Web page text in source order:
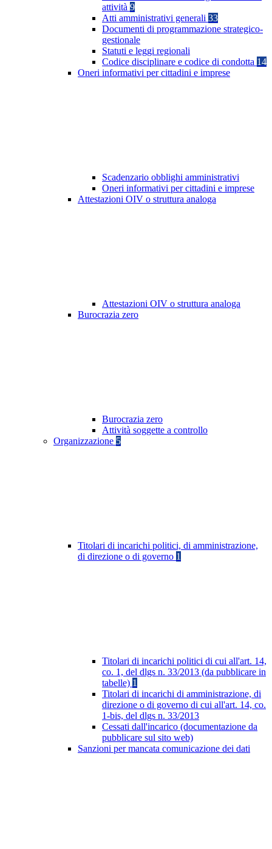
attività 9
Atti amministrativi generali 33
Documenti di programmazione strategico-
gestionale
Statuti e leggi regionali
Codice disciplinare e codice di condotta 14
Oneri informativi per cittadini e imprese
Scadenzario obblighi amministrativi
Oneri informativi per cittadini e imprese
Attestazioni OIV o struttura analoga
Attestazioni OIV o struttura analoga
Burocrazia zero
Burocrazia zero
Attività soggette a controllo
Organizzazione 5
Titolari di incarichi politici, di amministrazione,
di direzione o di governo 1
Titolari di incarichi politici di cui all'art. 14,
co. 1, del dlgs n. 33/2013 (da pubblicare in
tabelle) 1
Titolari di incarichi di amministrazione, di
direzione o di governo di cui all'art. 14, co.
1-bis, del dlgs n. 33/2013
Cessati dall'incarico (documentazione da
pubblicare sul sito web)
Sanzioni per mancata comunicazione dei dati